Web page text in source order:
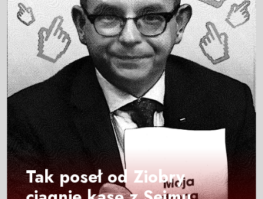
Tak poseł od Ziobry